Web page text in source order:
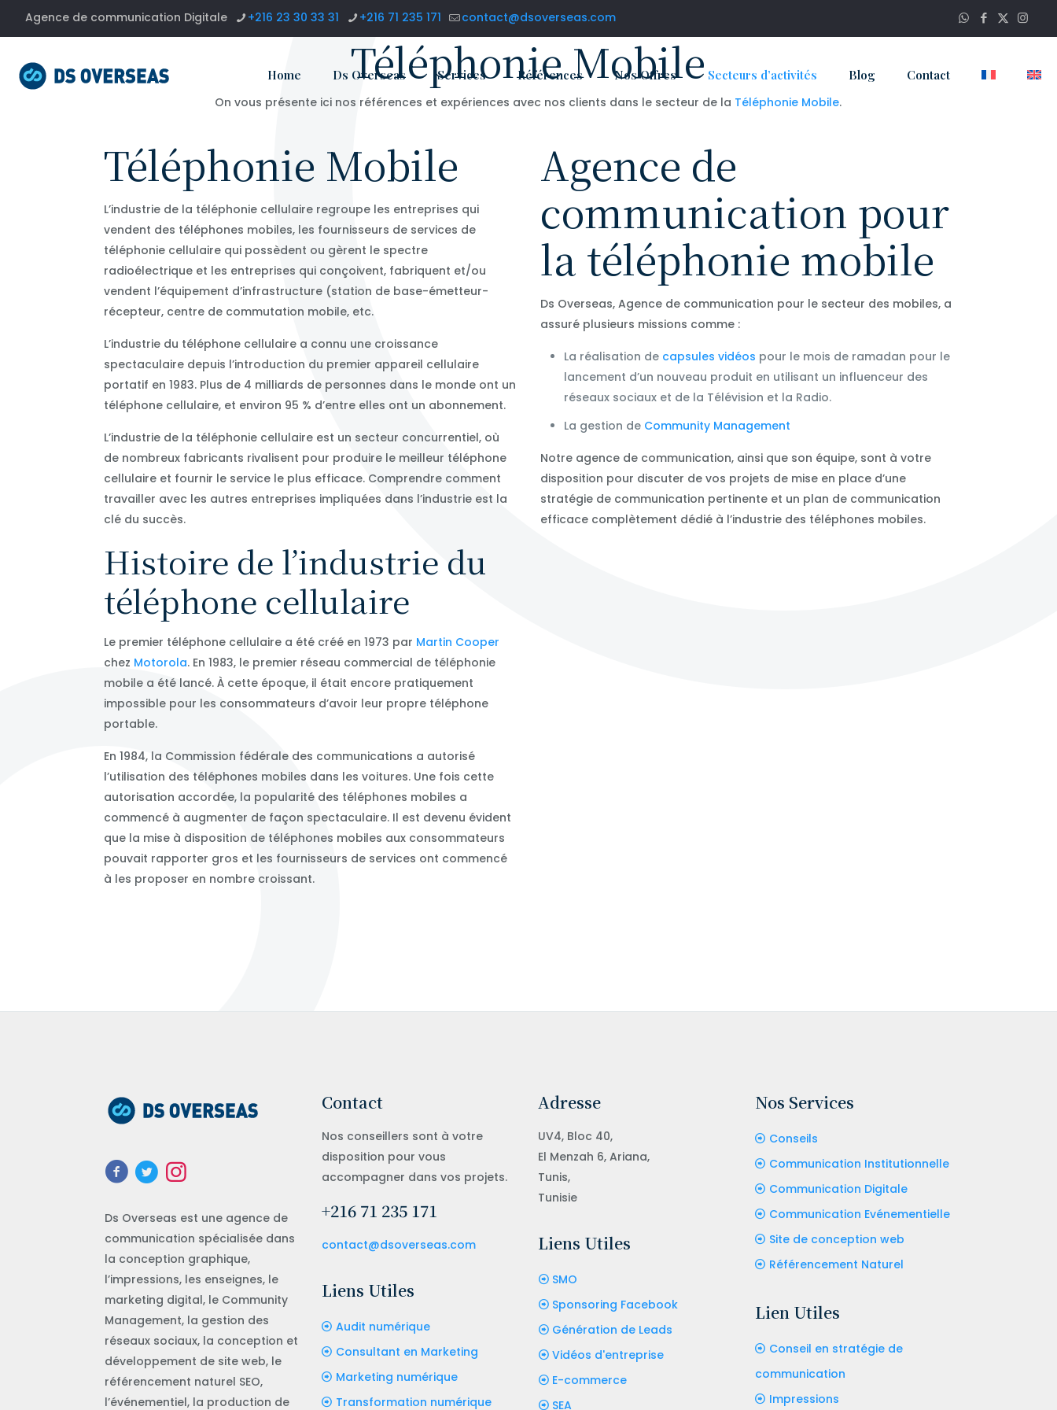
Agence de communication Digitale +216 23 30 33 31 +216 71 235 171 contact@dsoverseas.com
Home Ds Overseas Services Références Nos Offres Secteurs d’activités Blog Contact
Téléphonie Mobile
On vous présente ici nos références et expériences avec nos clients dans le secteur de la Téléphonie Mobile.
Téléphonie Mobile
L’industrie de la téléphonie cellulaire regroupe les entreprises qui
vendent des téléphones mobiles, les fournisseurs de services de
téléphonie cellulaire qui possèdent ou gèrent le spectre
radioélectrique et les entreprises qui conçoivent, fabriquent et/ou
vendent l’équipement d’infrastructure (station de base-émetteur-
récepteur, centre de commutation mobile, etc.
L’industrie du téléphone cellulaire a connu une croissance
spectaculaire depuis l’introduction du premier appareil cellulaire
portatif en 1983. Plus de 4 milliards de personnes dans le monde ont un
téléphone cellulaire, et environ 95 % d’entre elles ont un abonnement.
L’industrie de la téléphonie cellulaire est un secteur concurrentiel, où
de nombreux fabricants rivalisent pour produire le meilleur téléphone
cellulaire et fournir le service le plus efficace. Comprendre comment
travailler avec les autres entreprises impliquées dans l’industrie est la
clé du succès.
Histoire de l’industrie du
téléphone cellulaire
Le premier téléphone cellulaire a été créé en 1973 par Martin Cooper
chez Motorola. En 1983, le premier réseau commercial de téléphonie
mobile a été lancé. À cette époque, il était encore pratiquement
impossible pour les consommateurs d’avoir leur propre téléphone
portable.
En 1984, la Commission fédérale des communications a autorisé
l’utilisation des téléphones mobiles dans les voitures. Une fois cette
autorisation accordée, la popularité des téléphones mobiles a
commencé à augmenter de façon spectaculaire. Il est devenu évident
que la mise à disposition de téléphones mobiles aux consommateurs
pouvait rapporter gros et les fournisseurs de services ont commencé
à les proposer en nombre croissant.
Agence de
communication pour
la téléphonie mobile
Ds Overseas, Agence de communication pour le secteur des mobiles, a
assuré plusieurs missions comme :
La réalisation de capsules vidéos pour le mois de ramadan pour le
lancement d’un nouveau produit en utilisant un influenceur des
réseaux sociaux et de la Télévision et la Radio.
La gestion de Community Management
Notre agence de communication, ainsi que son équipe, sont à votre
disposition pour discuter de vos projets de mise en place d’une
stratégie de communication pertinente et un plan de communication
efficace complètement dédié à l’industrie des téléphones mobiles.
Ds Overseas est une agence de
communication spécialisée dans
la conception graphique,
l’impressions, les enseignes, le
marketing digital, le Community
Management, la gestion des
réseaux sociaux, la conception et
développement de site web, le
référencement naturel SEO,
l’événementiel, la production de
Contact
Nos conseillers sont à votre
disposition pour vous
accompagner dans vos projets.
+216 71 235 171
contact@dsoverseas.com
Liens Utiles
Audit numérique
Consultant en Marketing
Marketing numérique
Transformation numérique
Adresse
UV4, Bloc 40,
El Menzah 6, Ariana,
Tunis,
Tunisie
Liens Utiles
SMO
Sponsoring Facebook
Génération de Leads
Vidéos d'entreprise
E-commerce
SEA
Nos Services
Conseils
Communication Institutionnelle
Communication Digitale
Communication Evénementielle
Site de conception web
Référencement Naturel
Lien Utiles
Conseil en stratégie de
communication
Impressions